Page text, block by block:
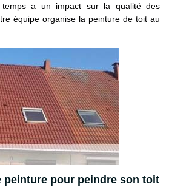
a un impact sur la qualité des
équipe organise la peinture de toit au
peinture pour peindre son toit